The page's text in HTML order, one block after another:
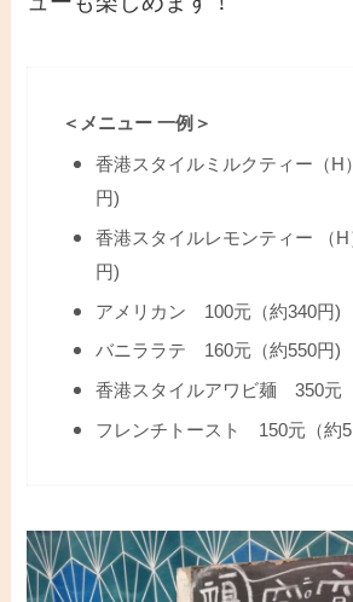
＜メニュー 一例＞
香港スタイルミルクティー（H
円)
香港スタイルレモンティー （
円)
アメリカン 100元（約340円)
バニララテ 160元（約550円)
香港スタイルアワビ麺 350元
フレンチトースト 150元（約